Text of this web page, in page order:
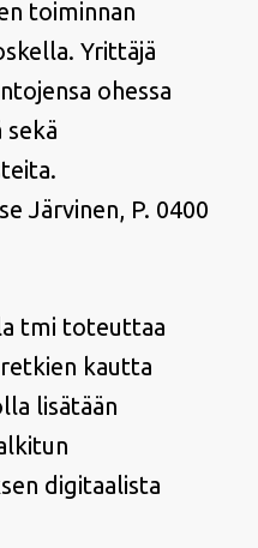
toiminnan
Yrittäjä
ohessa
sekä
Järvinen, P. 0400
tmi toteuttaa
kautta
lisätään
digitaalista